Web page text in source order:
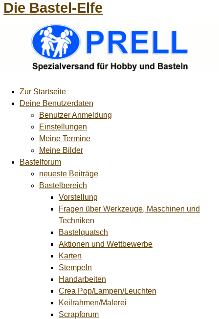
Die Bastel-Elfe
Zur Startseite
Deine Benutzerdaten
Benutzer Anmeldung
Einstellungen
Meine Termine
Meine Bilder
Bastelforum
neueste Beiträge
Bastelbereich
Vorstellung
Fragen über Werkzeuge, Maschinen und
Techniken
Bastelquatsch
Aktionen und Wettbewerbe
Karten
Stempeln
Handarbeiten
Crea Pop/Lampen/Leuchten
Keilrahmen/Malerei
Scrapforum